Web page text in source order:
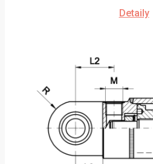
Detaily